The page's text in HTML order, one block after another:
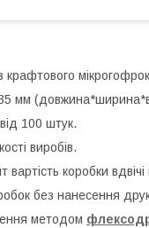
крафтового
мм
100 штук.
виробів.
коробки
без нанесення
методом